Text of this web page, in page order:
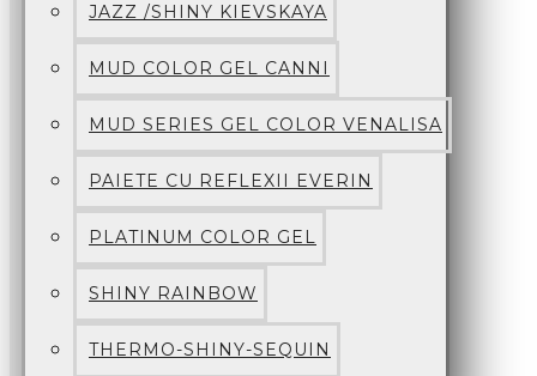
JAZZ /SHINY KIEVSKAYA
MUD COLOR GEL CANNI
MUD SERIES GEL COLOR VENALISA
PAIETE CU REFLEXII EVERIN
PLATINUM COLOR GEL
SHINY RAINBOW
THERMO-SHINY-SEQUIN